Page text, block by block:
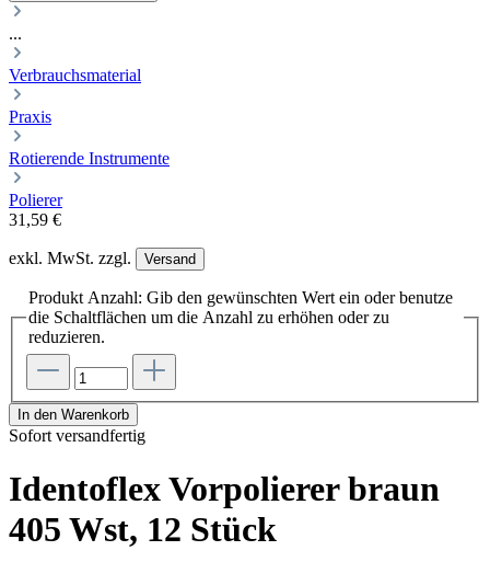
...
Verbrauchsmaterial
Praxis
Rotierende Instrumente
Polierer
31,59 €
exkl. MwSt. zzgl. Versand
Produkt Anzahl: Gib den gewünschten Wert ein oder benutze
die Schaltflächen um die Anzahl zu erhöhen oder zu
reduzieren.
In den Warenkorb
Sofort versandfertig
Identoflex Vorpolierer braun
405 Wst, 12 Stück